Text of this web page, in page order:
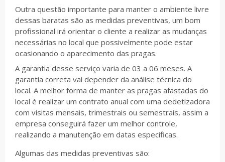
Outra questão importante para manter o ambiente livre
dessas baratas são as medidas preventivas, um bom
profissional irá orientar o cliente a realizar as mudanças
necessárias no local que possivelmente pode estar
ocasionando o aparecimento das pragas.
A garantia desse serviço varia de 03 a 06 meses. A
garantia correta vai depender da análise técnica do
local. A melhor forma de manter as pragas afastadas do
local é realizar um contrato anual com uma dedetizadora
com visitas mensais, trimestrais ou semestrais, assim a
empresa conseguirá fazer um melhor controle,
realizando a manutenção em datas especificas.
Algumas das medidas preventivas são: